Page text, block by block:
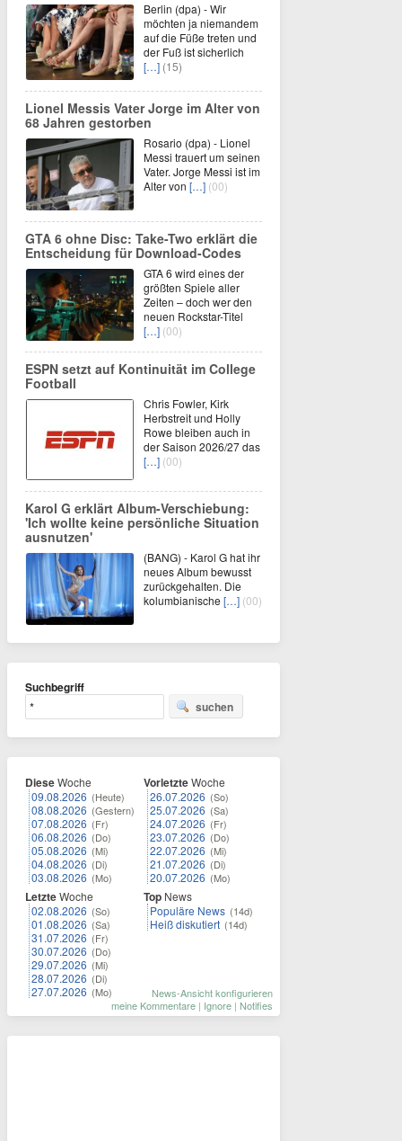
Berlin (dpa) - Wir
möchten ja niemandem
auf die Füße treten und
der Fuß ist sicherlich
[…] (15)
Lionel Messis Vater Jorge im Alter von
68 Jahren gestorben
Rosario (dpa) - Lionel
Messi trauert um seinen
Vater. Jorge Messi ist im
Alter von […] (00)
GTA 6 ohne Disc: Take-Two erklärt die
Entscheidung für Download-Codes
GTA 6 wird eines der
größten Spiele aller
Zeiten – doch wer den
neuen Rockstar-Titel
[…] (00)
ESPN setzt auf Kontinuität im College
Football
Chris Fowler, Kirk
Herbstreit und Holly
Rowe bleiben auch in
der Saison 2026/27 das
[…] (00)
Karol G erklärt Album-Verschiebung:
'Ich wollte keine persönliche Situation
ausnutzen'
(BANG) - Karol G hat ihr
neues Album bewusst
zurückgehalten. Die
kolumbianische […] (00)
Suchbegriff
suchen
DieseWoche
09.08.2026 (Heute)
08.08.2026 (Gestern)
07.08.2026 (Fr)
06.08.2026 (Do)
05.08.2026 (Mi)
04.08.2026 (Di)
03.08.2026 (Mo)
LetzteWoche
02.08.2026 (So)
01.08.2026 (Sa)
31.07.2026 (Fr)
30.07.2026 (Do)
29.07.2026 (Mi)
28.07.2026 (Di)
27.07.2026 (Mo)
VorletzteWoche
26.07.2026 (So)
25.07.2026 (Sa)
24.07.2026 (Fr)
23.07.2026 (Do)
22.07.2026 (Mi)
21.07.2026 (Di)
20.07.2026 (Mo)
Top News
Populäre News (14d)
Heiß diskutiert (14d)
News-Ansicht konfigurieren
meine Kommentare | Ignore | Notifies